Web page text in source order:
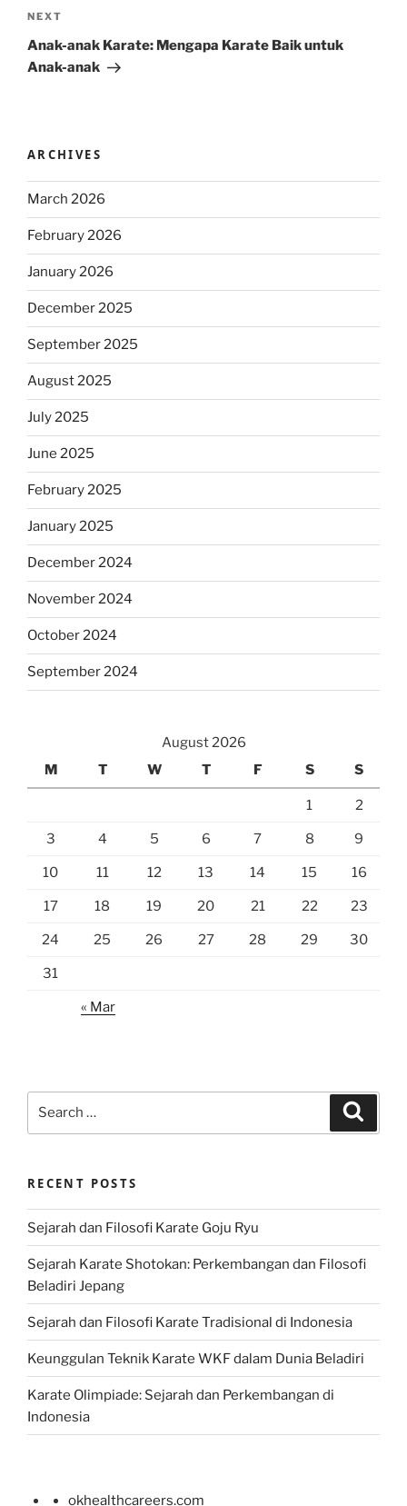
Next
Post
NEXT
Anak-anak Karate: Mengapa Karate Baik untuk
Anak-anak
ARCHIVES
March 2026
February 2026
January 2026
December 2025
September 2025
August 2025
July 2025
June 2025
February 2025
January 2025
December 2024
November 2024
October 2024
September 2024
August 2026
M
T W T F S S
1 2
3 4 5 6 7 8 9
10 11 12 13 14 15 16
17 18 19 20 21 22 23
24 25 26 27 28 29 30
31
« Mar
RECENT POSTS
Sejarah dan Filosofi Karate Goju Ryu
Sejarah Karate Shotokan: Perkembangan dan Filosofi
Beladiri Jepang
Sejarah dan Filosofi Karate Tradisional di Indonesia
Keunggulan Teknik Karate WKF dalam Dunia Beladiri
Karate Olimpiade: Sejarah dan Perkembangan di
Indonesia
okhealthcareers.com